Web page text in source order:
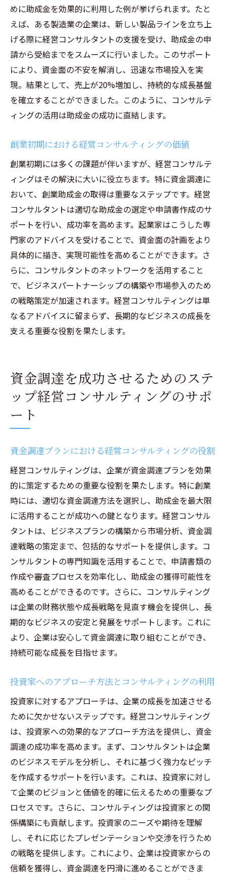
めに助成金を効果的に利用した例が挙げられます。たと
えば、ある製造業の企業は、新しい製品ラインを立ち上
げる際に経営コンサルタントの支援を受け、助成金の申
請から受給までをスムーズに行いました。このサポート
により、資金面の不安を解消し、迅速な市場投入を実
現。結果として、売上が20%増加し、持続的な成長基盤
を確立することができました。このように、コンサルテ
ィングの活用は助成金の成功に直結します。
創業初期における経営コンサルティングの価値
創業初期には多くの課題が伴いますが、経営コンサルテ
ィングはその解決に大いに役立ちます。特に資金調達に
おいて、創業助成金の取得は重要なステップです。経営
コンサルタントは適切な助成金の選定や申請書作成のサ
ポートを行い、成功率を高めます。起業家はこうした専
門家のアドバイスを受けることで、資金面の計画をより
具体的に描き、実現可能性を高めることができます。さ
らに、コンサルタントのネットワークを活用すること
で、ビジネスパートナーシップの構築や市場参入のため
の戦略策定が加速されます。経営コンサルティングは単
なるアドバイスに留まらず、長期的なビジネスの成長を
支える重要な役割を果たします。
資金調達を成功させるためのステ
ップ経営コンサルティングのサポ
ート
資金調達プランにおける経営コンサルティングの役割
経営コンサルティングは、企業が資金調達プランを効果
的に策定するための重要な役割を果たします。特に創業
時には、適切な資金調達方法を選択し、助成金を最大限
に活用することが成功への鍵となります。経営コンサル
タントは、ビジネスプランの構築から市場分析、資金調
達戦略の策定まで、包括的なサポートを提供します。コ
ンサルタントの専門知識を活用することで、申請書類の
作成や審査プロセスを効率化し、助成金の獲得可能性を
高めることができるのです。さらに、コンサルティング
は企業の財務状態や成長戦略を見直す機会を提供し、長
期的なビジネスの安定と発展をサポートします。これに
より、企業は安心して資金調達に取り組むことができ、
持続可能な成長を目指せます。
投資家へのアプローチ方法とコンサルティングの利用
投資家に対するアプローチは、企業の成長を加速させる
ために欠かせないステップです。経営コンサルティング
は、投資家への効果的なアプローチ方法を提供し、資金
調達の成功率を高めます。まず、コンサルタントは企業
のビジネスモデルを分析し、それに基づく強力なピッチ
を作成するサポートを行います。これは、投資家に対し
て企業のビジョンと価値を的確に伝えるための重要なプ
ロセスです。さらに、コンサルティングは投資家との関
係構築にも貢献します。投資家のニーズや期待を理解
し、それに応じたプレゼンテーションや交渉を行うため
の戦略を提供します。これにより、企業は投資家からの
信頼を獲得し、資金調達を円滑に進めることができま